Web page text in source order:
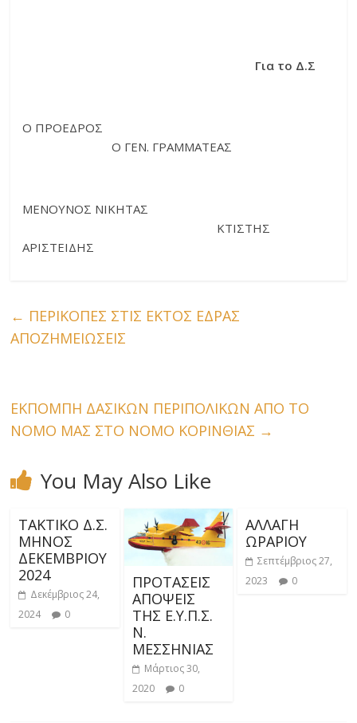
Για το Δ.Σ
Ο ΠΡΟΕΔΡΟΣ
Ο ΓΕΝ. ΓΡΑΜΜΑΤΕΑΣ
ΜΕΝΟΥΝΟΣ ΝΙΚΗΤΑΣ
ΚΤΙΣΤΗΣ
ΑΡΙΣΤΕΙΔΗΣ
← ΠΕΡΙΚΟΠΕΣ ΣΤΙΣ ΕΚΤΟΣ ΕΔΡΑΣ
ΑΠΟΖΗΜΕΙΩΣΕΙΣ
ΕΚΠΟΜΠΗ ΔΑΣΙΚΩΝ ΠΕΡΙΠΟΛΙΚΩΝ ΑΠΟ ΤΟ
ΝΟΜΟ ΜΑΣ ΣΤΟ ΝΟΜΟ ΚΟΡΙΝΘΙΑΣ →
You May Also Like
ΤΑΚΤΙΚΟ Δ.Σ.
ΜΗΝΟΣ
ΔΕΚΕΜΒΡΙΟΥ
2024
Δεκέμβριος 24,
2024
0
ΠΡΟΤΑΣΕΙΣ
ΑΠΟΨΕΙΣ
ΤΗΣ Ε.Υ.Π.Σ.
Ν.
ΜΕΣΣΗΝΙΑΣ
Μάρτιος 30,
2020
0
ΑΛΛΑΓΗ
ΩΡΑΡΙΟΥ
Σεπτέμβριος 27,
2023
0